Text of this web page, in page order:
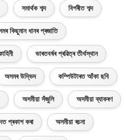
সমাৰ্থক শব্দ বিপৰীত শব্দ
কিছুমান ধানৰ প্ৰজাতি
ভাৰতবৰ্ষৰ প্ৰৱিত্ৰ তীৰ্থস্থান
অসমৰ উদ্ভিদ কম্পিউটাৰত আঁকা ছবি
অসমীয়া সঁজুলি অসমীয়া ব্যাকৰণ
প্ৰকাশ কৰা অসমীয়া ৰচনা